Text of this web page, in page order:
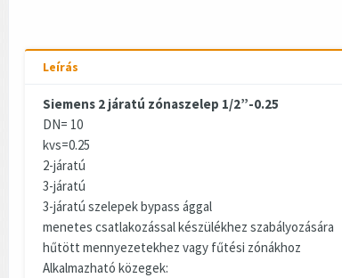
Leírás
Siemens 2 járatú zónaszelep 1/2”-0.25
DN= 10
kvs=0.25
2-járatú
3-járatú
3-járatú szelepek bypass ággal
menetes csatlakozással készülékhez szabályozására
hűtött mennyezetekhez vagy fűtési zónákhoz
Alkalmazható közegek: